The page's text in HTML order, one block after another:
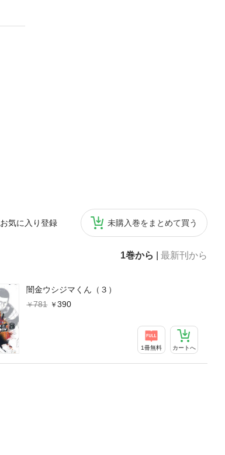
お気に入り登録 未購入巻をまとめて買う
1巻から 最新刊から
闇金ウシジマくん（３）
781
390
1冊無料 カートへ